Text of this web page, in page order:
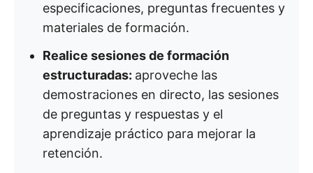
especificaciones, preguntas frecuentes y
materiales de formación.
Realice sesiones de formación
estructuradas: aproveche las
demostraciones en directo, las sesiones
de preguntas y respuestas y el
aprendizaje práctico para mejorar la
retención.